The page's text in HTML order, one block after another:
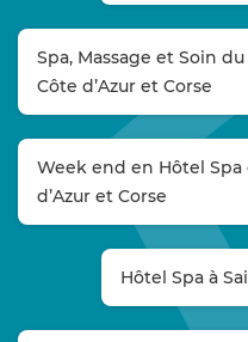
Spa, Massage et Soin
Côte d’Azur et Corse
Week end en Hôtel
d’Azur et Corse
Hôtel Spa à